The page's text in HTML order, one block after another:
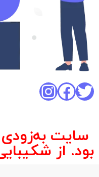
سایت
بود. از